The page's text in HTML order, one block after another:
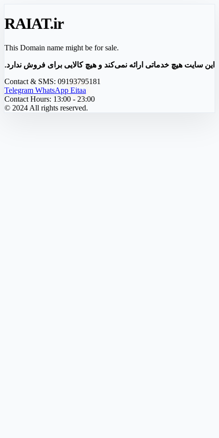
RAIAT.ir
This Domain name might be for sale.
این سایت هیچ خدماتی ارائه نمی‌کند و هیچ کالایی برای فروش ندارد.
Contact & SMS: 09193795181
Telegram WhatsApp Eitaa
Contact Hours: 13:00 - 23:00
© 2024 All rights reserved.